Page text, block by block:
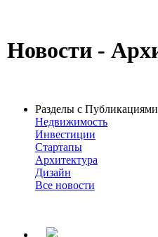
Новости -
Разделы с Публикациями
Недвижимость
Инвестиции
Стартапы
Архитектура
Дизайн
Все новости